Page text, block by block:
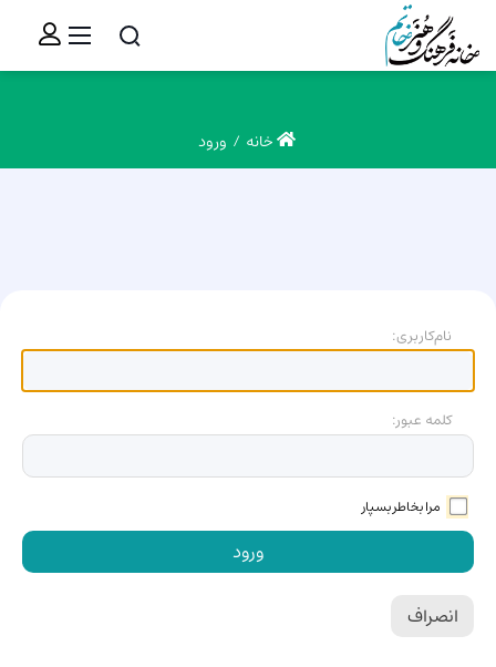
خانه ورود
نام‌کاربری:
کلمه عبور:
مرا بخاطر بسپار
ورود
انصراف